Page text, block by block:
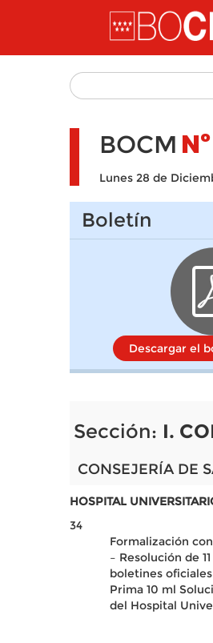
Pasar al contenido principal
BOCM Nº
Lunes 28 de
Boletín
Descargar el
Sección: I.
CONSEJERÍA DE
HOSPITAL
34
Formalización
– Resolución de
boletines
Prima 10 ml
del Hospital